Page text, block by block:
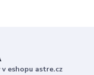
eshopu astre.cz